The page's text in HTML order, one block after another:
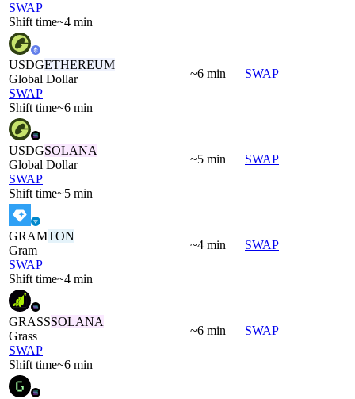
SWAP
Shift time~4 min
USDGETHEREUM
Global Dollar
SWAP
Shift time~6 min
~6 min SWAP
USDGSOLANA
Global Dollar
SWAP
Shift time~5 min
~5 min SWAP
GRAMTON
Gram
SWAP
Shift time~4 min
~4 min SWAP
GRASSSOLANA
Grass
SWAP
Shift time~6 min
~6 min SWAP